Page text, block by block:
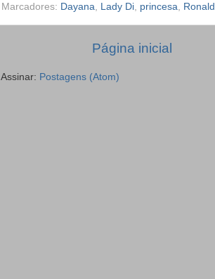
Marcadores: Dayana Lady Di princesa
Página inicial
Assinar: Postagens (Atom)